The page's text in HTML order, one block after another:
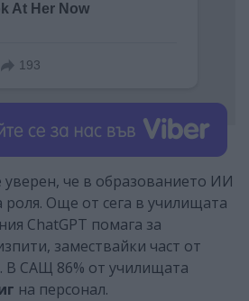
уверен, че в образованието ИИ
Още от сега в училищата
ChatGPT помага за
замествайки част от
В САЩ 86% от училищата
на персонал.